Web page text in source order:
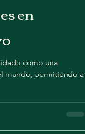
en
como una
mundo, permitiendo a